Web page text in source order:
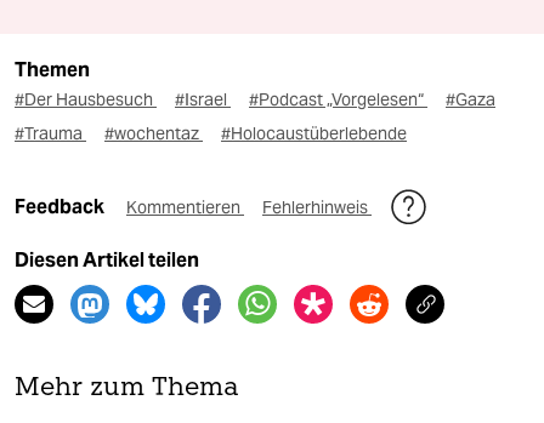
Themen
#Der Hausbesuch #Israel #Podcast „Vorgelesen“
#Gaza
#Trauma
#wochentaz #Holocaustüberlebende
Feedback Kommentieren Fehlerhinweis
Diesen Artikel teilen
Mehr zum Thema